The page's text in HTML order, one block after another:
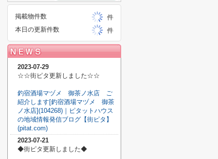
掲載物件数
件
本日の更新件数
件
2023-07-29
☆☆街ピタ更新しました☆☆
釣宿酒場マヅメ 御茶ノ水店 ご
紹介します[釣宿酒場マヅメ 御茶
ノ水店](104268)｜ピタットハウス
の地域情報発信ブログ【街ピタ】
(pitat.com)
2023-07-21
◆街ピタ更新しました◆